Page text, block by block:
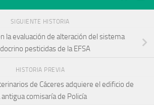
SIGUIENTE HISTORIA
la evaluación de alteración del sistema
pesticidas de la EFSA
HISTORIA PREVIA
de Cáceres adquiere el edificio de
antigua comisaría de Policía